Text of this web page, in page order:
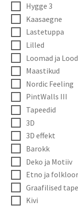
Hygge 3
Kaasaegne
Lastetuppa
Lilled
Loomad ja
Maastikud
Nordic Feeling
PintWalls III
Tapeedid
3D
3D effekt
Barokk
Deko ja Motiiv
Etno ja folkloor
Graafilised
Kivi